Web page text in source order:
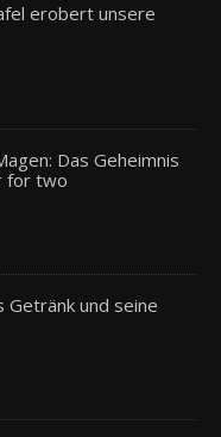
erobert unsere
Das Geheimnis
for two
Getränk und seine